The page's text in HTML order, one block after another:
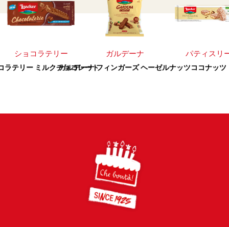
ショコラテリー
ラテリー ミルクチョコレート
ガルデーナ
ガルデーナ フィンガーズ ヘーゼルナッツ
パティスリ
ココナッツ